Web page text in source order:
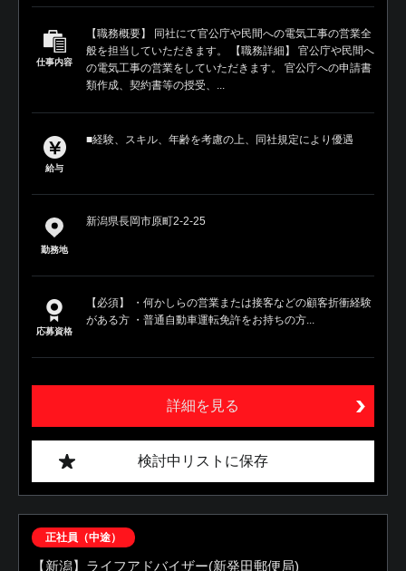
仕事内容
【職務概要】 同社にて官公庁や民間への電気工事の営業全
般を担当していただきます。 【職務詳細】 官公庁や民間へ
の電気工事の営業をしていただきます。 官公庁への申請書
類作成、契約書等の授受、...
給与
■経験、スキル、年齢を考慮の上、同社規定により優遇
勤務地
新潟県長岡市原町2-2-25
応募資格
【必須】 ・何かしらの営業または接客などの顧客折衝経験
がある方 ・普通自動車運転免許をお持ちの方...
詳細を見る
検討中リストに保存
正社員（中途）
【新潟】ライフアドバイザー(新発田郵便局)